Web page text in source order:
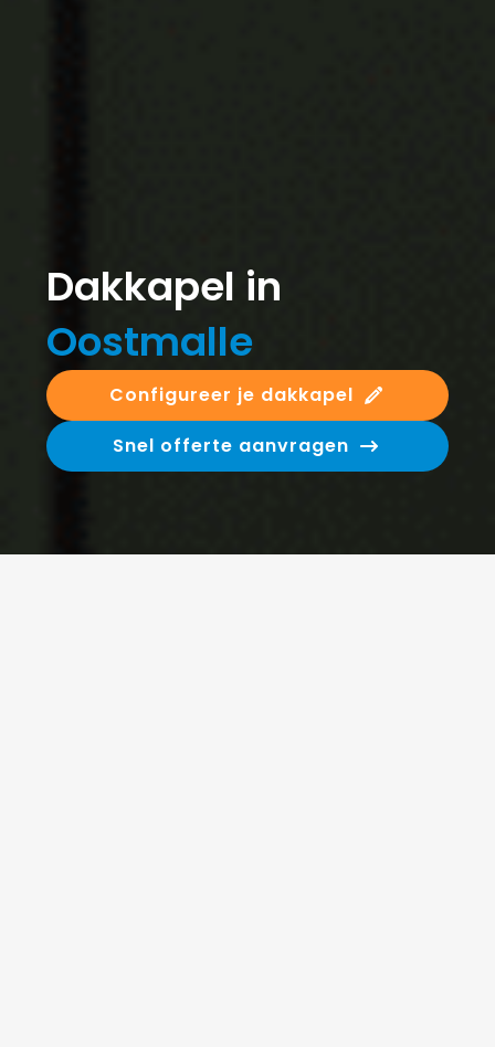
Dakkapel in
Oostmalle
Configureer je dakkapel
Snel offerte aanvragen